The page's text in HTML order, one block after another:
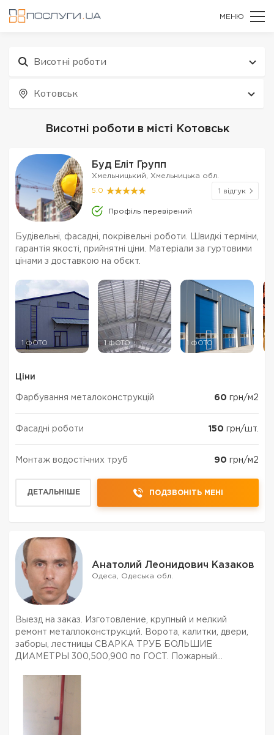
МЕНЮ
Висотні роботи
Котовськ
Висотні роботи в місті Котовськ
Буд Еліт Групп
Хмельницький, Хмельницька обл.
5.0 1 відгук
Профіль перевірений
Будівельні, фасадні, покрівельні роботи. Швидкі терміни,
гарантія якості, прийнятні ціни. Матеріали за гуртовими
цінами з доставкою на обєкт.
1 ФОТО 1 ФОТО 1 ФОТО
Ціни
Фарбування металоконструкцій 60 грн/м2
Фасадні роботи 150 грн/шт.
Монтаж водостічних труб 90 грн/м2
ДЕТАЛЬНІШЕ ПОДЗВОНІТЬ МЕНІ
Анатолий Леонидович Казаков
Одеса, Одеська обл.
Выезд на заказ. Изготовление, крупный и мелкий
ремонт металлоконструкций. Ворота, калитки, двери,
заборы, лестницы СВАРКА ТРУБ БОЛЬШИЕ
ДИАМЕТРЫ 300,500,900 по ГОСТ. Пожарный